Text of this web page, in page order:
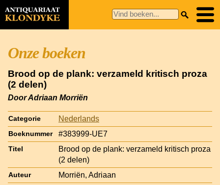
Onze boeken
Brood op de plank: verzameld kritisch proza
(2 delen)
Door Adriaan Morriën
Categorie Nederlands
Boeknummer #383999-UE7
Titel
Brood op de plank: verzameld kritisch proza
(2 delen)
Auteur Morriën, Adriaan